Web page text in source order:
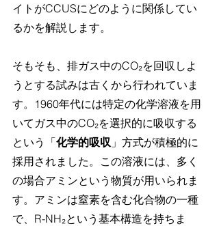
イトがCCUSにどのように関係してい
るかを解説します。
そもそも、排ガス中のCO₂を回収しよ
うとする試みは古くから行われていま
す。1960年代には特定の化学溶液を用
いてガス中のCO₂を選択的に吸収する
という「化学的吸収 」方式が積極的に
採用されました。この溶液には、多く
の場合アミンという物質が用いられま
す。アミンは窒素を含む化合物の一種
で、R-NH₂という基本構造を持ちま